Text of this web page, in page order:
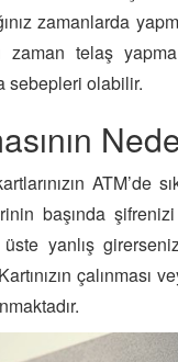
zamanlarda
zaman telaş
sebepleri olabilir.
ATM’de
başında
yanlış girerseniz
çalınması